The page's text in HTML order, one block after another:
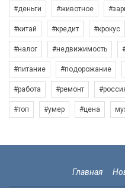
#деньги #животное
#китай #кредит #крокус
#налог #недвижимость
#питание #подорожание
#работа #ремонт
#топ #умер #цена
Главная